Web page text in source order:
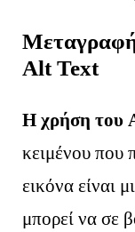
Μεταγραφή
Alt Text
Η χρήση του
κειμένου που
εικόνα είναι
μπορεί να σε